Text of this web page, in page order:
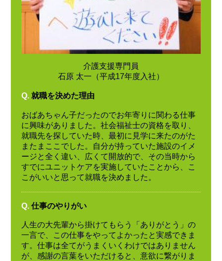
介護支援専門員
石原 太一（平成17年度入社）
Q. 就職を決めた理由
おばあちゃん子だったのでお年寄りに関わる仕事
に興味がありました。社会福祉士の資格を取り、
就職先を探していた時、最初に見学に来たのがた
またまここでした。自分が持っていた施設のイメ
ージと全く違い、広くて開放的で、その当時から
すでにユニットケアを実施していたことから、こ
こがいいと思って就職を決めました。
Q. 仕事のやりがい
人生の大先輩から掛けてもらう「ありがとう」の
一言で、この仕事をやってよかったと実感できま
す。仕事は全てがうまくいくわけではありません
が、感謝の言葉をいただけると、意欲に繋がりま